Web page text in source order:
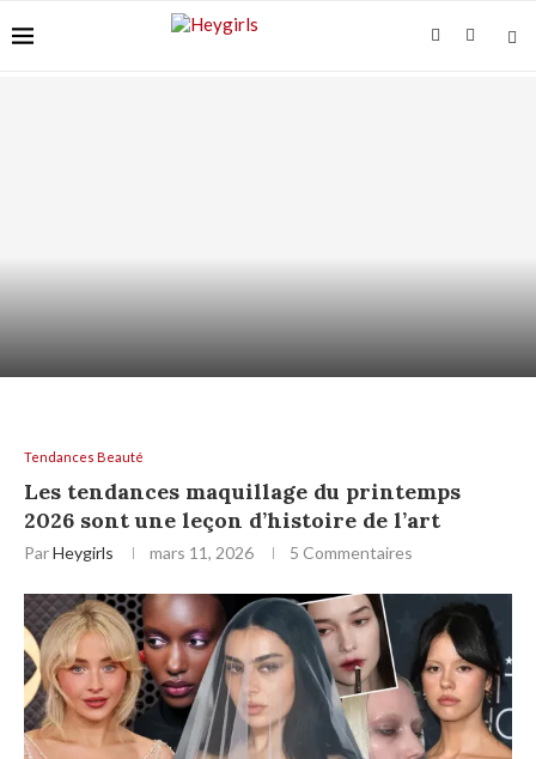
Tendances Beauté
Les tendances maquillage du printemps
2026 sont une leçon d’histoire de l’art
ParHeygirls mars 11, 2026 5 Commentaires